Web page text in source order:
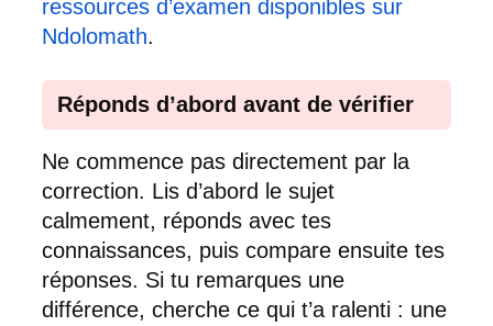
ressources d’examen disponibles sur
Ndolomath.
Réponds d’abord avant de vérifier
Ne commence pas directement par la
correction. Lis d’abord le sujet
calmement, réponds avec tes
connaissances, puis compare ensuite tes
réponses. Si tu remarques une
différence, cherche ce qui t’a ralenti : une